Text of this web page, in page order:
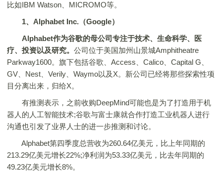
比如IBM Watson、MICROMO等。
1、Alphabet Inc.（Google）
Alphabet作为谷歌的母公司专注于技术、生命科学、医
疗、投资以及研究。 公司位于美国加州山景城Amphitheatre
Parkway1600。旗下包括谷歌、Access、Calico、Capital G、
GV、Nest、Verily、Waymo以及X。新公司已经将那些探索性项
目分离出来，归给X。
有推测表示，之前收购DeepMind可能也是为了打造用于机
器人的人工智能技术;谷歌与富士康就合作打造工业机器人进行
沟通也引发了业界人士的进一步推测和讨论。
Alphabet第四季度总营收为260.64亿美元，比上年同期的
213.29亿美元增长22%;净利润为53.33亿美元，比去年同期的
49.23亿美元增长8%。